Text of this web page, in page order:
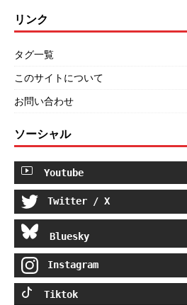
リンク
タグ一覧
このサイトについて
お問い合わせ
ソーシャル
Youtube
Twitter / X
Bluesky
Instagram
Tiktok